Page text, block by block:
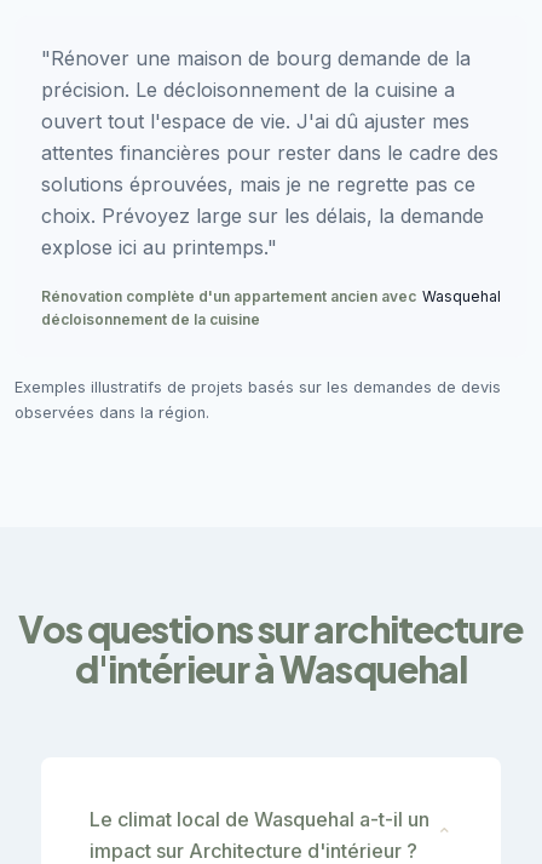
"Rénover une maison de bourg demande de la
précision. Le décloisonnement de la cuisine a
ouvert tout l'espace de vie. J'ai dû ajuster mes
attentes financières pour rester dans le cadre des
solutions éprouvées, mais je ne regrette pas ce
choix. Prévoyez large sur les délais, la demande
explose ici au printemps."
Rénovation complète d'un appartement ancien avec
décloisonnement de la cuisine
Wasquehal
Exemples illustratifs de projets basés sur les demandes de devis
observées dans la région.
Vos questions sur architecture
d'intérieur à Wasquehal
Le climat local de Wasquehal a-t-il un
impact sur Architecture d'intérieur ?
⌄